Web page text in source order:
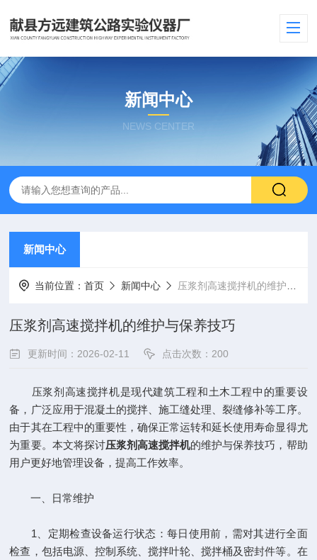
新闻中心
NEWS CENTER
新闻中心
当前位置：首页 新闻中心 压浆剂高速搅拌机的维护与保养技巧
压浆剂高速搅拌机的维护与保养技巧
更新时间：2026-02-11 点击次数：200
压浆剂高速搅拌机是现代建筑工程和土木工程中的重要设
备，广泛应用于混凝土的搅拌、施工缝处理、裂缝修补等工序。
由于其在工程中的重要性，确保正常运转和延长使用寿命显得尤
为重要。本文将探讨压浆剂高速搅拌机的维护与保养技巧，帮助
用户更好地管理设备，提高工作效率。
一、日常维护
1、定期检查设备运行状态：每日使用前，需对其进行全面
检查，包括电源、控制系统、搅拌叶轮、搅拌桶及密封件等。在